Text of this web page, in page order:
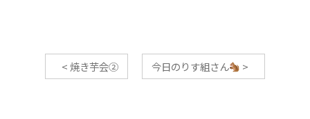
<焼き芋会② 今日のりす組さん >